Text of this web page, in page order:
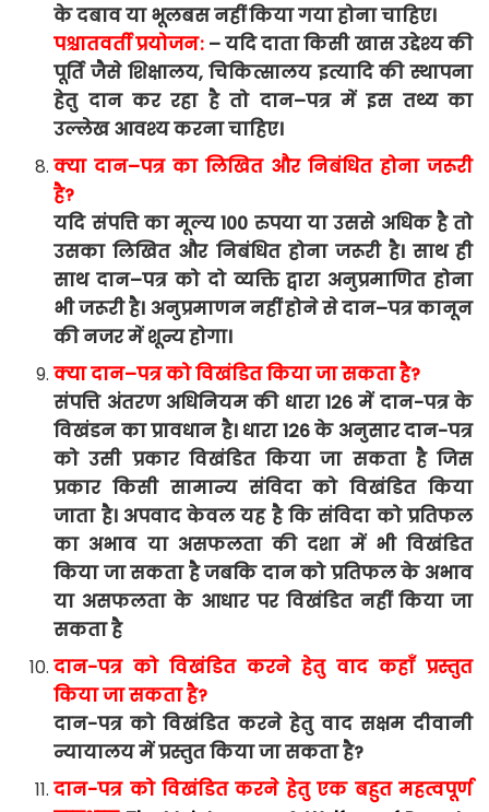
केदबावया भूलबसनहींकियागयाहोनाचाहिए।
पश्चातवर्ती प्रयोजन:–यदिदाताकिसी खासउद्देश्यकी
पूर्ति जैसे शिक्षालय,चिकित्सालय इत्यादि की स्थापना
हेतु दान कर रहा है तो दान–पत्र में इस तथ्य का
उल्लेख आवश्यकरनाचाहिए।
क्या दान–पत्र का लिखित और निबंधितहोना जरूरी
है?
यदि संपत्ति का मूल्य100 रुपया या उससे अधिक है तो
उसका लिखित और निबंधित होना जरूरी है। साथ ही
साथ दान–पत्र को दो व्यक्ति द्वारा अनुप्रमाणित होना
भी जरूरीहै। अनुप्रमाणननहींहोनेसेदान–पत्रकानून
कीनजरमें शून्यहोगा।
क्यादान–पत्रकोविखंडितकियाजासकताहै?
संपत्ति अंतरण अधिनियम की धारा 126 में दान-पत्र के
विखंडन का प्रावधान है। धारा 126 के अनुसार दान-पत्र
को उसी प्रकार विखंडित किया जा सकता है जिस
प्रकार किसी सामान्य संविदा को विखंडित किया
जाता है। अपवाद केवल यह है कि संविदा को प्रतिफल
का अभाव या असफलता की दशा में भी विखंडित
किया जा सकता है जबकि दान को प्रतिफल के अभाव
या असफलता के आधार पर विखंडित नहीं किया जा
सकता है
दान-पत्र को विखंडित करने हेतु वाद कहाँ प्रस्तुत
किया जा सकता है?
दान-पत्र को विखंडित करने हेतु वाद सक्षम दीवानी
न्यायालय में प्रस्तुत किया जा सकता है?
दान-पत्र को विखंडित करने हेतु एक बहुत महत्वपूर्ण